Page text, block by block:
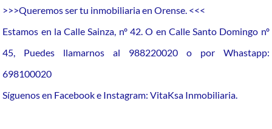
>>>Queremos ser tu inmobiliaria en Orense. <<<
Estamos en la Calle Sainza, nº 42. O en Calle Santo Domingo nº
45, Puedes llamarnos al 988220020 o por Whastapp:
698100020
Síguenos en Facebook e Instagram: VitaKsa Inmobiliaria.